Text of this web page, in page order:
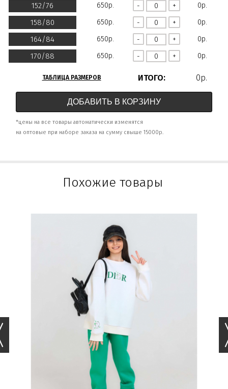
152/76 650р. - + 0р.
158/80 650р. - + 0р.
164/84 650р. - + 0р.
170/88 650р. - + 0р.
ТАБЛИЦА РАЗМЕРОВ ИТОГО: 0р.
ДОБАВИТЬ В КОРЗИНУ
*цены на все товары автоматически изменятся
на оптовые при наборе заказа на сумму свыше 15000р.
Похожие товары